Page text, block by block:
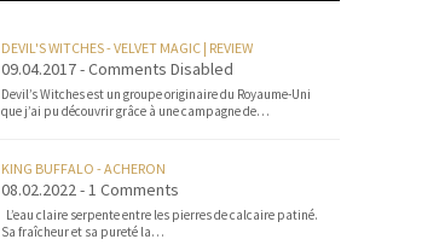
DEVIL'S WITCHES - VELVET MAGIC | REVIEW
09.04.2017 - Comments Disabled
Devil’s Witches est un groupe originaire du Royaume-Uni
que j’ai pu découvrir grâce à une campagne de…
KING BUFFALO - ACHERON
08.02.2022 - 1 Comments
L’eau claire serpente entre les pierres de calcaire patiné.
Sa fraîcheur et sa pureté la…